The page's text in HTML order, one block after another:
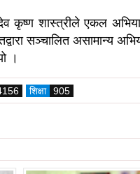
कृष्ण शास्त्रीले एकल
सञ्चालित असामान्य
।
शिक्षा 905